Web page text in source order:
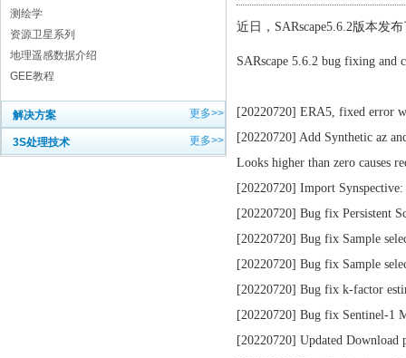
测绘学
资源卫星系列
地理遥感数据介绍
GEE教程
解决方案 更多>>
3S处理技术 更多>>
近日，SARscape5.6.2版本发
SARscape 5.6.2 bug fixing and
[20220720] ERA5, fixed error
[20220720] Add Synthetic az
Looks higher than zero causes
[20220720] Import
[20220720] Bug fix Persistent
[20220720] Bug fix Sample
[20220720] Bug fix Sample
[20220720] Bug fix k-factor
[20220720] Bug fix Sentinel-1
[20220720] Updated Download